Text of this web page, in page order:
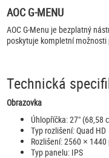
AOC G-MENU
AOC G-Menu je bezplatný
poskytuje kompletní
Technická
Obrazovka
Úhlopříčka: 27" (68,58
Typ rozlišení: Quad HD
Rozlišení: 2560 × 1440
Typ panelu: IPS